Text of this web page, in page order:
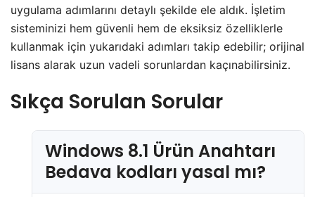
uygulama adımlarını detaylı şekilde ele aldık. İşletim
sisteminizi hem güvenli hem de eksiksiz özelliklerle
kullanmak için yukarıdaki adımları takip edebilir; orijinal
lisans alarak uzun vadeli sorunlardan kaçınabilirsiniz.
Sıkça Sorulan Sorular
Windows 8.1 Ürün Anahtarı
Bedava kodları yasal mı?